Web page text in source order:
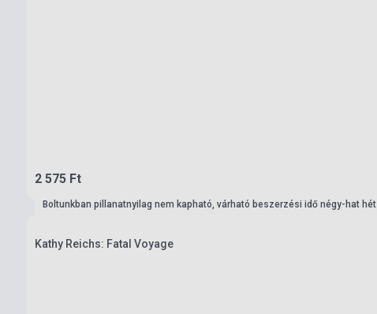
2 575 Ft
Boltunkban pillanatnyilag nem kapható, várható beszerzési idő négy-hat hét
Kathy Reichs: Fatal Voyage